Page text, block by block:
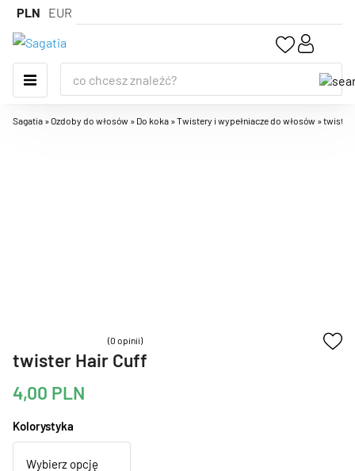
PLN EUR
Sagatia »Ozdoby do włosów » Do koka »Twistery i wypełniacze do włosów »twister
(0 opinii)
twister Hair Cuff
4,00 PLN
Kolorystyka